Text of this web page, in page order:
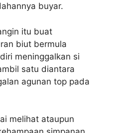
buyar.
itu buat
biut bermula
meninggalkan si
satu diantara
agunan top pada
melihat ataupun